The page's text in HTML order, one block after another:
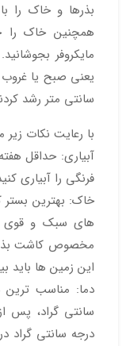
بذرها و خاک را
همچنین خاک
مایکروفر
سانتی متر رشد
با رعایت نکات
آبیاری: حداقل
فرنگی را آبیاری
خاک: بهترین
های سبک و قوی
این زمین ها باید بین 5.5 الی 6.8
درجه سانتی